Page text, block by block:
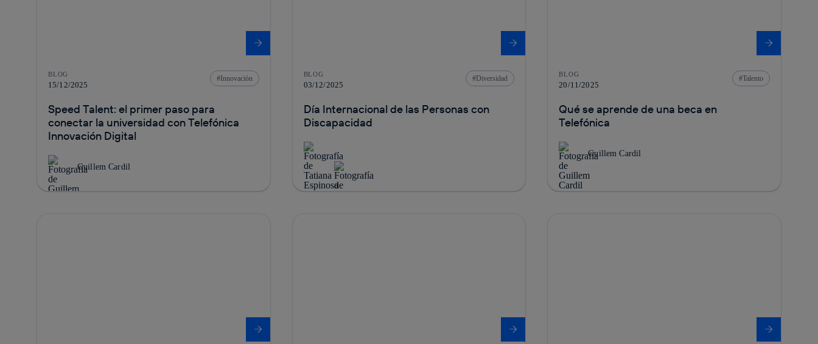
BLOG
15/12/2025
Innovación
Speed Talent: el primer paso para
conectar la universidad con Telefónica
Innovación Digital
Guillem Cardil
BLOG
03/12/2025
Diversidad
Día Internacional de las Personas con
Discapacidad
BLOG
20/11/2025
Talento
Qué se aprende de una beca en
Telefónica
Guillem Cardil